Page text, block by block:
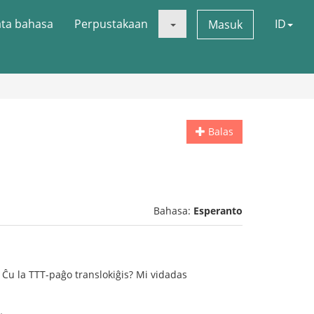
bahasa Perpustakaan Masuk ID
Balas
Bahasa: Esperanto
la TTT-paĝo translokiĝis? Mi vidadas